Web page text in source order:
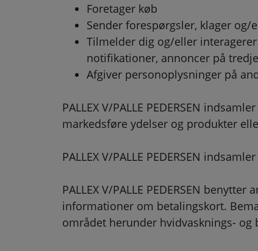
Foretager køb
Sender forespørgsler, klager og/
Tilmelder dig og/eller
notifikationer, annoncer på
Afgiver personoplysninger på
PALLEX V/PALLE PEDERSEN
markedsføre ydelser og produkter
PALLEX V/PALLE PEDERSEN
PALLEX V/PALLE PEDERSEN
informationer om betalingskort.
området herunder hvidvasknings- og